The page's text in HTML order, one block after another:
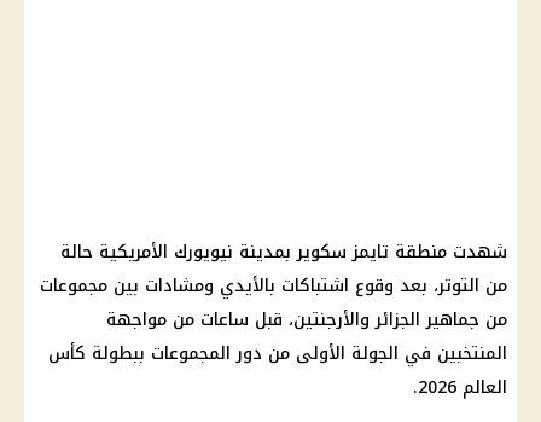
شهدت منطقة تايمز سكوير بمدينة نيويورك الأمريكية حالة
من التوتر، بعد وقوع اشتباكات بالأيدي ومشادات بين مجموعات
من جماهير الجزائر والأرجنتين، قبل ساعات من مواجهة
المنتخبين في الجولة الأولى من دور المجموعات ببطولة كأس
العالم 2026.